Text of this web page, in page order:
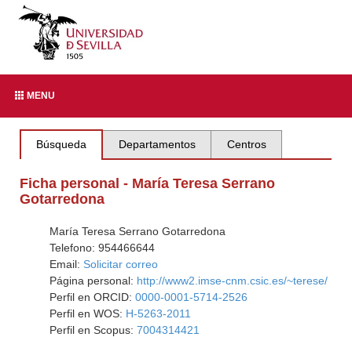
MENU
Búsqueda Departamentos Centros
Ficha personal - María Teresa Serrano
Gotarredona
María Teresa Serrano Gotarredona
Telefono: 954466644
Email: Solicitar correo
Página personal: http://www2.imse-cnm.csic.es/~terese/
Perfil en ORCID: 0000-0001-5714-2526
Perfil en WOS: H-5263-2011
Perfil en Scopus: 7004314421